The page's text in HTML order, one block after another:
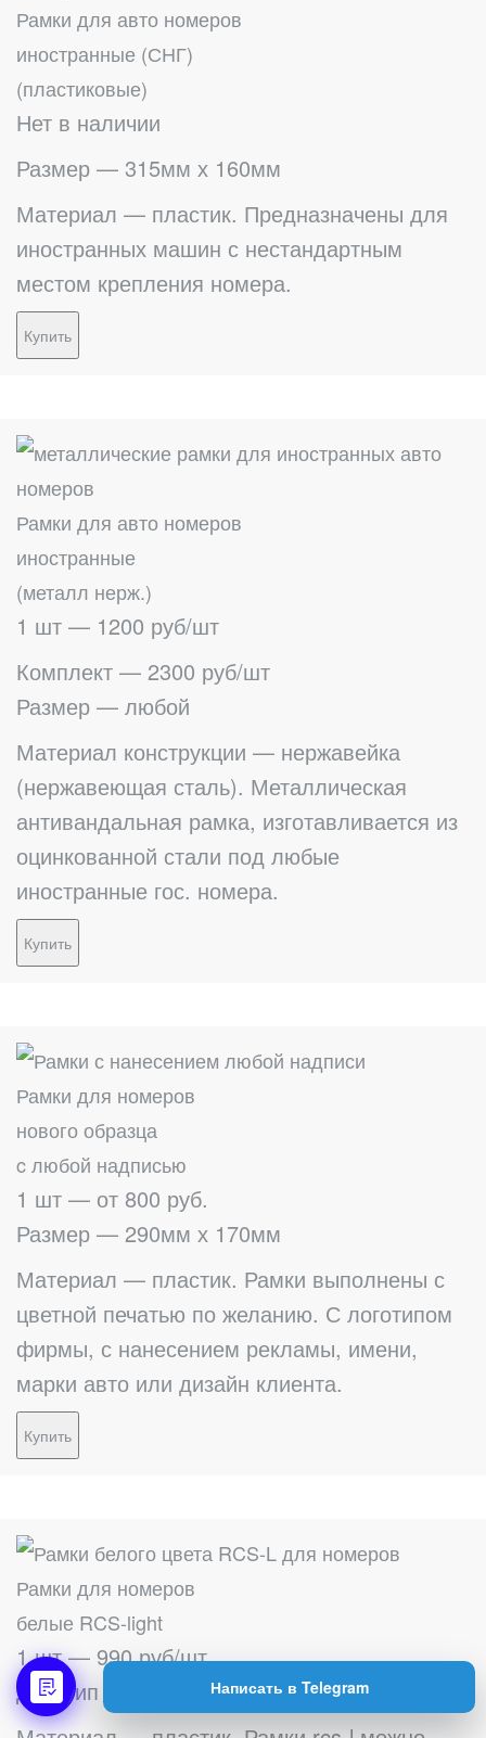
Написать в Telegram
Рамки для авто номеров
иностранные (СНГ)
(пластиковые)
Нет в наличии
Размер — 315мм х 160мм
Материал — пластик. Предназначены для
иностранных машин с нестандартным
местом крепления номера.
Купить
Рамки для авто номеров
иностранные
(металл нерж.)
1 шт — 1200 руб/шт
Комплект — 2300 руб/шт
Размер — любой
Материал конструкции — нержавейка
(нержавеющая сталь). Металлическая
антивандальная рамка, изготавливается из
оцинкованной стали под любые
иностранные гос. номера.
Купить
Рамки для номеров
нового образца
c любой надписью
1 шт — от 800 руб.
Размер — 290мм х 170мм
Материал — пластик. Рамки выполнены с
цветной печатью по желанию. С логотипом
фирмы, с нанесением рекламы, имени,
марки авто или дизайн клиента.
Купить
Рамки для номеров
белые RCS-light
1 шт — 990 руб/шт
Для Тип 1 — 520мм х 112мм